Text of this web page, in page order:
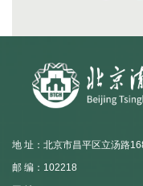
地 址：北京市昌平区立汤路
邮 编：102218